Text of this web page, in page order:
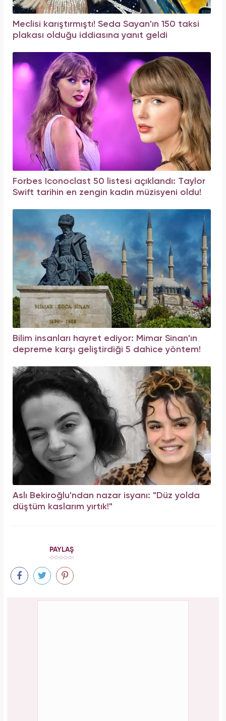
Meclisi karıştırmıştı! Seda Sayan'ın 150 taksi
plakası olduğu iddiasına yanıt geldi
Forbes Iconoclast 50 listesi açıklandı: Taylor
Swift tarihin en zengin kadın müzisyeni oldu!
Bilim insanları hayret ediyor: Mimar Sinan'ın
depreme karşı geliştirdiği 5 dahice yöntem!
Aslı Bekiroğlu'ndan nazar isyanı: "Düz yolda
düştüm kaslarım yırtık!"
PAYLAŞ